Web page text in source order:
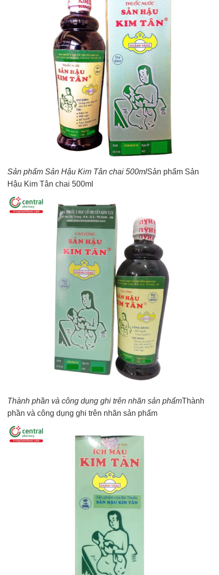
Sản phẩm Sản Hậu Kim Tân chai 500mlSản phẩm Sản
Hậu Kim Tân chai 500ml
Thành phần và công dụng ghi trên nhãn sản phẩmThành
phần và công dụng ghi trên nhãn sản phẩm